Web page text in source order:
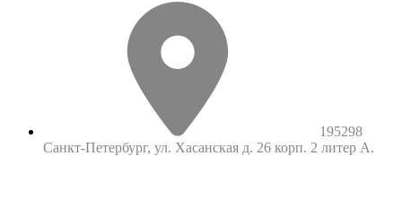
195298
Санкт-Петербург, ул. Хасанская д. 26 корп. 2 литер А.